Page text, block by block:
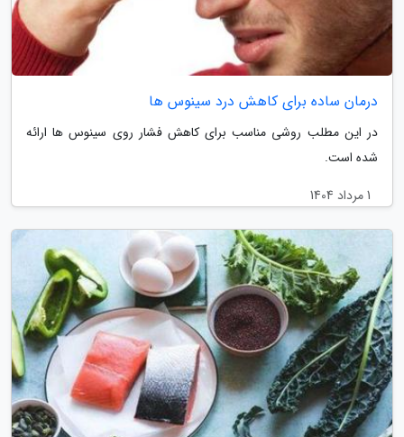
درمان ساده برای کاهش درد سینوس ها
در این مطلب روشی مناسب برای کاهش فشار روی سینوس ها ارائه
شده است.
1 مرداد 1404